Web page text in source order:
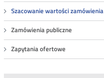
Szacowanie wartości zamówienia
Zamówienia publiczne
Zapytania ofertowe